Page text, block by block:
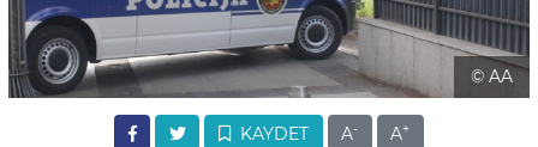
© AA
KAYDET A- A+